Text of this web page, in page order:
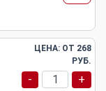
ЦЕНА: ОТ 268
РУБ.
- +